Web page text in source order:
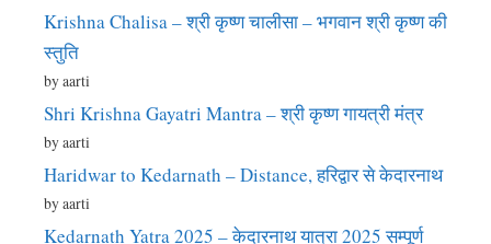
Krishna Chalisa – श्री कृष्ण चालीसा – भगवान श्री कृष्ण की
स्तुति
by aarti
Shri Krishna Gayatri Mantra – श्री कृष्ण गायत्री मंत्र
by aarti
Haridwar to Kedarnath – Distance, हरिद्वार से केदारनाथ
by aarti
Kedarnath Yatra 2025 – केदारनाथ यात्रा 2025 सम्पूर्ण